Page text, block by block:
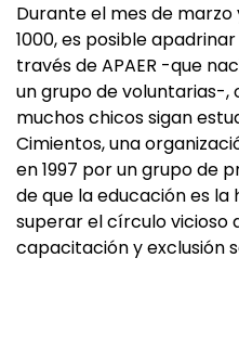
Durante el mes de
1000, es posible
través de APAER -que
un grupo de voluntarias-
muchos chicos sigan
Cimientos, una
en 1997 por un grupo de
de que la educación es
superar el círculo vicioso
capacitación y exclusión